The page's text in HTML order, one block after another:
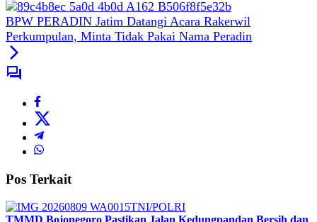
BPW PERADIN Jatim Datangi Acara Rakerwil
Perkumpulan, Minta Tidak Pakai Nama Peradin
Pos Terkait
TNI/POLRI
TMMD Bojonegoro Pastikan Jalan Kedungpandan Bersih dan